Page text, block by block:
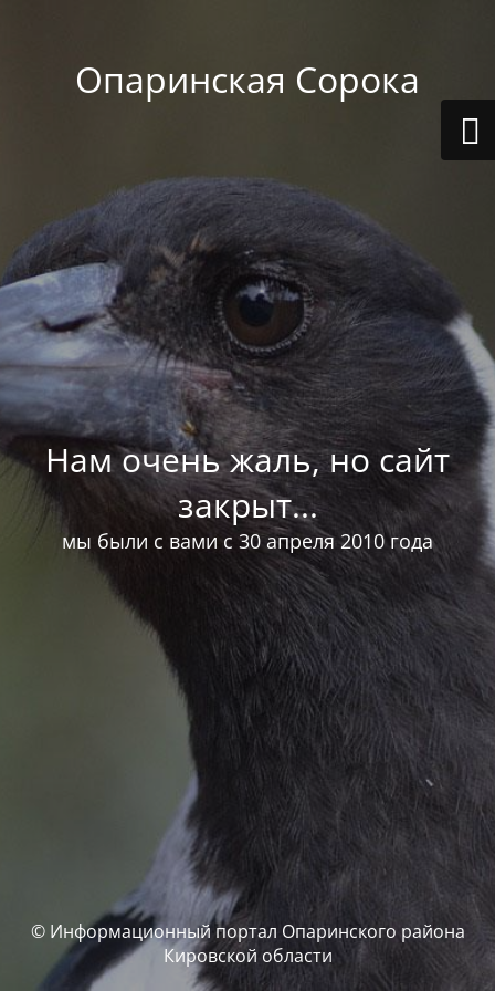
Опаринская Сорока
Нам очень жаль, но сайт
закрыт...
мы были с вами с 30 апреля 2010 года
© Информационный портал Опаринского района
Кировской области